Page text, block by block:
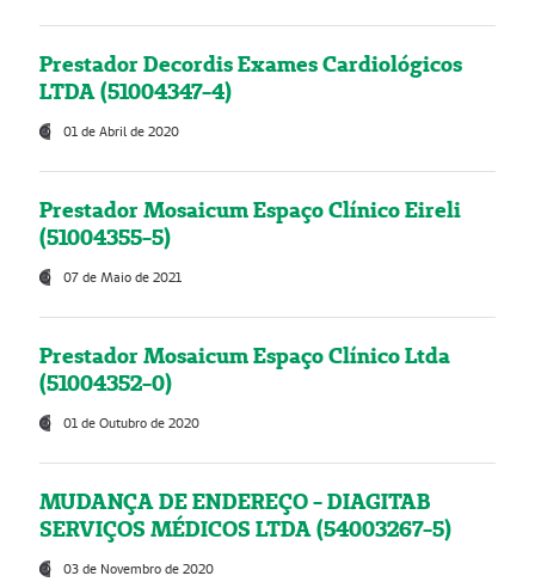
Prestador Decordis Exames Cardiológicos
LTDA (51004347-4)
01 de Abril de 2020
Prestador Mosaicum Espaço Clínico Eireli
(51004355-5)
07 de Maio de 2021
Prestador Mosaicum Espaço Clínico Ltda
(51004352-0)
01 de Outubro de 2020
MUDANÇA DE ENDEREÇO - DIAGITAB
SERVIÇOS MÉDICOS LTDA (54003267-5)
03 de Novembro de 2020